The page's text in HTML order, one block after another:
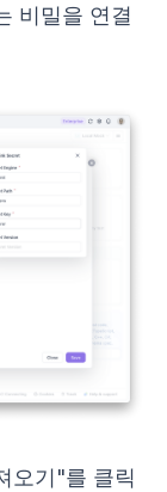
비밀을 연결
오기"를 클릭